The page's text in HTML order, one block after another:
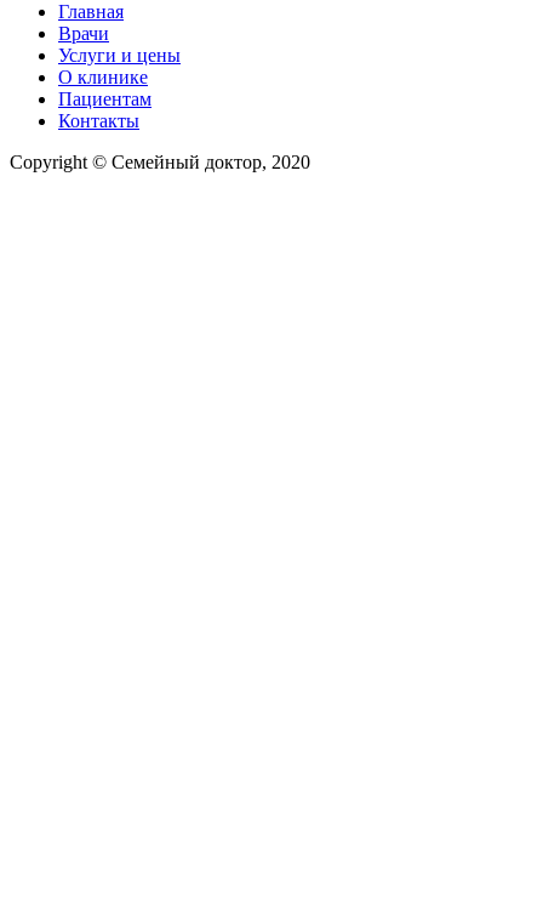
Главная
Врачи
Услуги и цены
О клинике
Пациентам
Контакты
Copyright © Семейный доктор, 2020